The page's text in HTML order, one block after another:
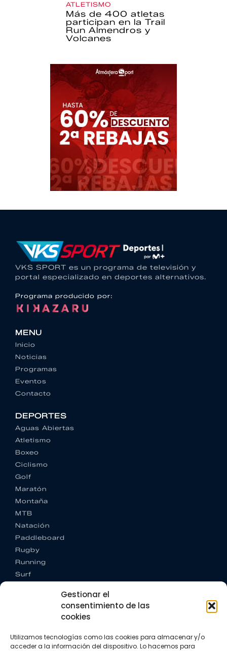
Gestionar el
consentimiento de las
cookies
Utilizamos tecnologías como las cookies para almacenar y/o
acceder a la información del dispositivo. Lo hacemos para
ATLETISMO
Más de 400 atletas
participan en la Trail
Run Almendros y
Volcanes
VKS SPORT es un programa de televisión y
portal especializado en deportes alternativos.
Programa producido por:
MENU
Inicio
Noticias
Programas
Eventos
Contacto
DEPORTES
Aguas Abiertas
Atletismo
Boxeo
Ciclismo
Golf
Maratón
Montaña
MTB
Natación
Paddleboard
Rugby
Running
Surf
CONTACTO
+34 662 342 177